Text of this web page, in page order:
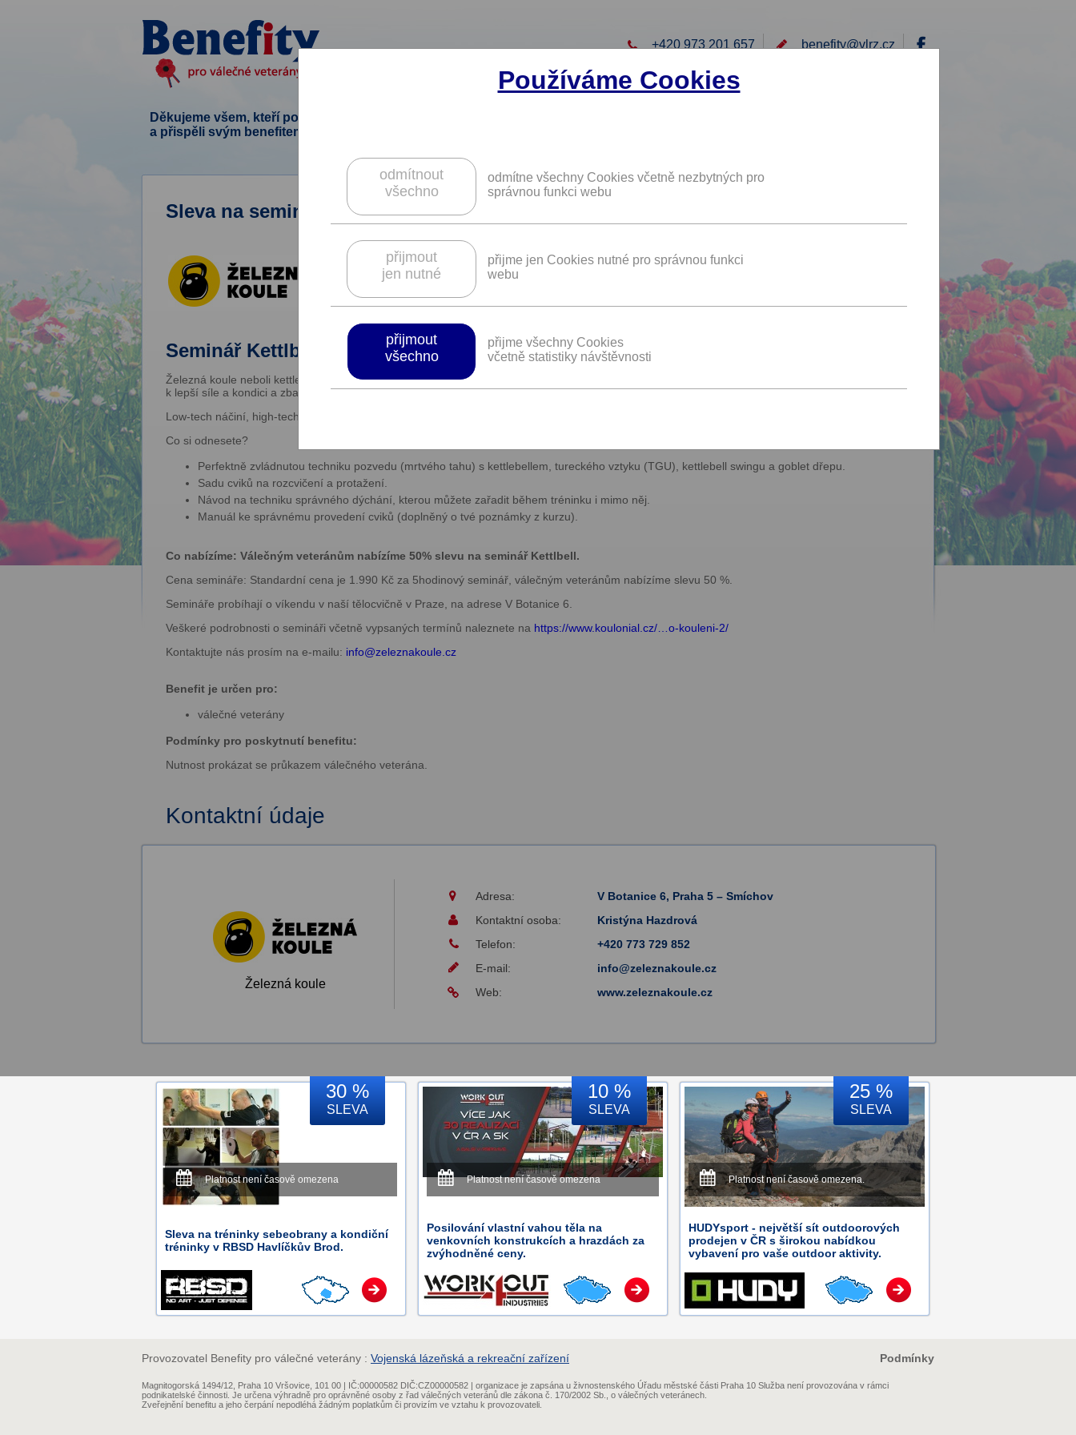
+420 973 201 657 benefity@vlrz.cz
Děkujeme všem, kteří podpořili tento projekt
a přispěli svým benefitem.
Používáme Cookies
odmítnout
všechno
odmítne všechny Cookies včetně nezbytných pro
správnou funkci webu
přijmout
jen nutné
přijme jen Cookies nutné pro správnou funkci
webu
přijmout
všechno
přijme všechny Cookies
včetně statistiky návštěvnosti
Sleva na seminář cvičení s kettlebell v tělocvičně Železná koule.
Platnost není časově omezena.
Seminář Kettlbell.
Železná koule neboli kettlebell je stará ruská činka ve tvaru dělové koule s madlem, která vám během dvou tří krátkých tréninků týdně pomůže
k lepší síle a kondici a zbaví vás bolestí zad.
Low-tech náčiní, high-tech výsledky, protože děláte méně věcí lépe. Kvalita nad kvantitou!
Co si odnesete?
Perfektně zvládnutou techniku pozvedu (mrtvého tahu) s kettlebellem, tureckého vztyku (TGU), kettlebell swingu a goblet dřepu.
Sadu cviků na rozcvičení a protažení.
Návod na techniku správného dýchání, kterou můžete zařadit během tréninku i mimo něj.
Manuál ke správnému provedení cviků (doplněný o tvé poznámky z kurzu).
Co nabízíme: Válečným veteránům nabízíme 50% slevu na seminář Kettlbell.
Cena semináře: Standardní cena je 1.990 Kč za 5hodinový seminář, válečným veteránům nabízíme slevu 50 %.
Semináře probíhají o víkendu v naší tělocvičně v Praze, na adrese V Botanice 6.
Veškeré podrobnosti o semináři včetně vypsaných termínů naleznete na https://www.koulonial.cz/…o-kouleni-2/
Kontaktujte nás prosím na e-mailu: info@zeleznakoule.cz
Benefit je určen pro:
válečné veterány
Podmínky pro poskytnutí benefitu:
Nutnost prokázat se průkazem válečného veterána.
Kontaktní údaje
Železná koule
Adresa:
V Botanice 6, Praha 5 – Smíchov
Kontaktní osoba:
Kristýna Hazdrová
Telefon:
+420 773 729 852
E-mail:
info@zeleznakoule.cz
Web:
www.zeleznakoule.cz
30 %
SLEVA
Platnost není časově omezena
Sleva na tréninky sebeobrany a kondiční
tréninky v RBSD Havlíčkův Brod.
10 %
SLEVA
Platnost není časově omezena
Posilování vlastní vahou těla na
venkovních konstrukcích a hrazdách za
zvýhodněné ceny.
25 %
SLEVA
Platnost není časově omezena.
HUDYsport - největší sít outdoorových
prodejen v ČR s širokou nabídkou
vybavení pro vaše outdoor aktivity.
Provozovatel Benefity pro válečné veterány : Vojenská lázeňská a rekreační zařízení Podmínky
Magnitogorská 1494/12, Praha 10 Vršovice, 101 00 | IČ:00000582 DIČ:CZ00000582 | organizace je zapsána u živnostenského Úřadu městské části Praha 10 Služba není provozována v rámci
podnikatelské činnosti. Je určena výhradně pro oprávněné osoby z řad válečných veteránů dle zákona č. 170/2002 Sb., o válečných veteránech.
Zveřejnění benefitu a jeho čerpání nepodléhá žádným poplatkům či provizím ve vztahu k provozovateli.